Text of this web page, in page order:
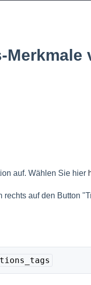
auf. Wählen Sie hier
auf den Button